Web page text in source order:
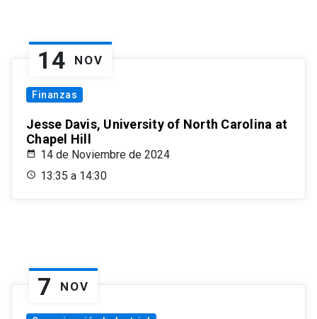
14 NOV
Finanzas
Jesse Davis, University of North Carolina at
Chapel Hill
14 de Noviembre de 2024
13:35 a 14:30
7 NOV